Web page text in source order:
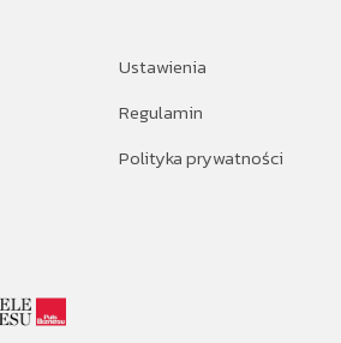
Ustawienia
Regulamin
Polityka prywatności